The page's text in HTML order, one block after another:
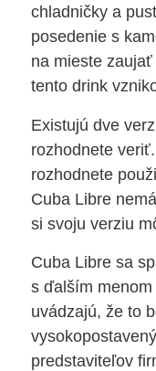
chladničky a
posedenie s
na mieste
tento drink
Existujú dve
rozhodnete
rozhodnete
Cuba Libre
si svoju verziu
Cuba Libre sa
s ďalším
uvádzajú, že to
predstaviteľov